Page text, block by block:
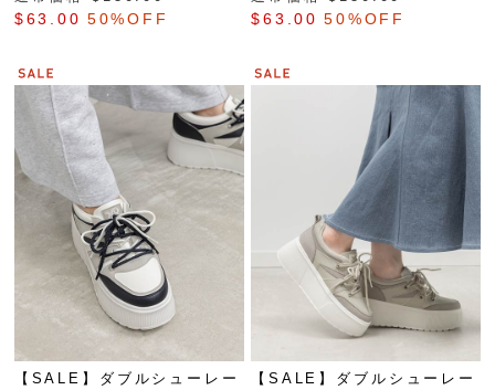
$‌63.00 50%OFF $‌63.00 50%OFF
【SALE】ダブルシューレー
【SALE】ダブルシューレー